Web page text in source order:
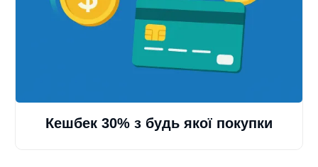
Кешбек 30% з будь якої покупки